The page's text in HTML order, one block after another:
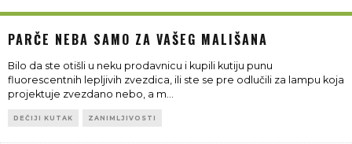
PARČE NEBA SAMO ZA VAŠEG MALIŠANA
Bilo da ste otišli u neku prodavnicu i kupili kutiju punu
fluorescentnih lepljivih zvezdica, ili ste se pre odlučili za lampu koja
projektuje zvezdano nebo, a m...
DEČIJI KUTAK ZANIMLJIVOSTI